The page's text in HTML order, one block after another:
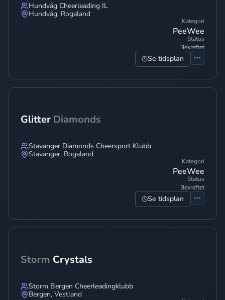
Hundvåg Cheerleading IL
Hundvåg, Rogaland
Kategori
PeeWee
Status
Bekreftet
Se tidsplan
Glitter Diamonds
Stavanger Diamonds Cheersport Klubb
Stavanger, Rogaland
Kategori
PeeWee
Status
Bekreftet
Se tidsplan
Storm Crystals
Storm Bergen Cheerleadingklubb
Bergen, Vestland